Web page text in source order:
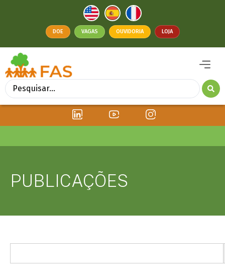
DOE VAGAS OUVIDORIA LOJA
PUBLICAÇÕES